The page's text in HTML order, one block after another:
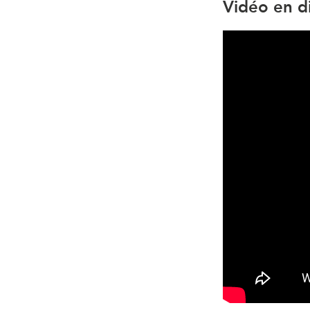
Vidéo en